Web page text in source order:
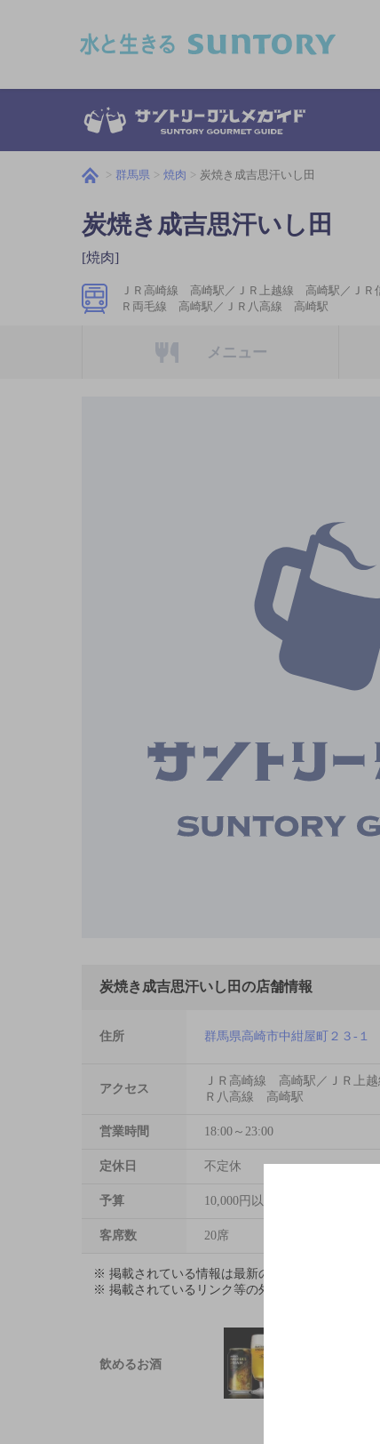
群馬県 焼肉 炭焼き成吉思汗いし田
炭焼き成吉思汗いし田
[焼肉]
ＪＲ高崎線 高崎駅／ＪＲ上越線 高崎駅／ＪＲ
Ｒ両毛線 高崎駅／ＪＲ八高線 高崎駅
メニュー
炭焼き成吉思汗いし田の店舗情報
住所 群馬県高崎市中紺屋町２３-１
アクセス
ＪＲ高崎線 高崎駅／ＪＲ上
Ｒ八高線 高崎駅
営業時間 18:00～23:00
定休日 不定休
予算 10,000円以上
客席数 20席
※ 掲載されている情報は最新の内容と異なる場合
※ 掲載されているリンク等の外部コンテンツはお
飲めるお酒